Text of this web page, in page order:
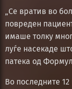
„Се вратив во
повреден
имаше толку
луѓе насекаде
патека од
Во последните